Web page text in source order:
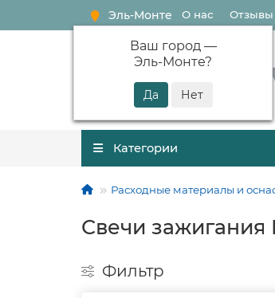
Эль-Монте
Ваш город —
Эль-Монте?
О нас Отзывы
Категории
Расходные материалы и
Свечи зажигания
Фильтр